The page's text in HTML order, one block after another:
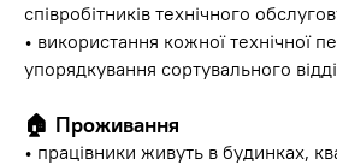
співробітників технічного
• використання кожної технічної
упорядкування сортувального
🏠 Проживання
• працівники живуть в будинках,